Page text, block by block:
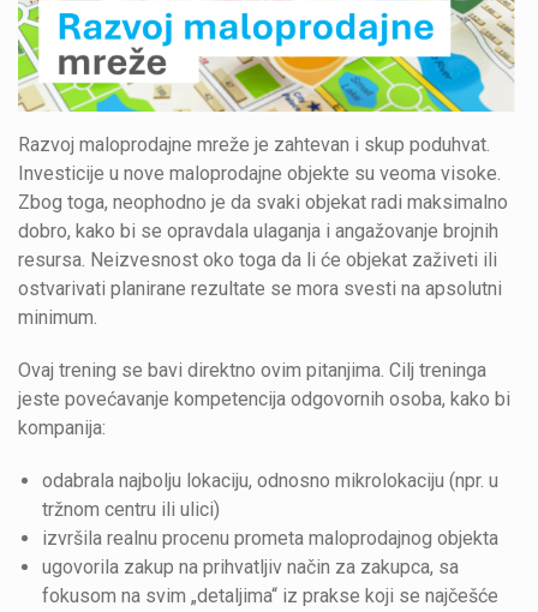
Razvoj maloprodajne mreže je zahtevan i skup poduhvat.
Investicije u nove maloprodajne objekte su veoma visoke.
Zbog toga, neophodno je da svaki objekat radi maksimalno
dobro, kako bi se opravdala ulaganja i angažovanje brojnih
resursa. Neizvesnost oko toga da li će objekat zaživeti ili
ostvarivati planirane rezultate se mora svesti na apsolutni
minimum.
Ovaj trening se bavi direktno ovim pitanjima. Cilj treninga
jeste povećavanje kompetencija odgovornih osoba, kako bi
kompanija:
odabrala najbolju lokaciju, odnosno mikrolokaciju (npr. u
tržnom centru ili ulici)
izvršila realnu procenu prometa maloprodajnog objekta
ugovorila zakup na prihvatljiv način za zakupca, sa
fokusom na svim „detaljima“ iz prakse koji se najčešće